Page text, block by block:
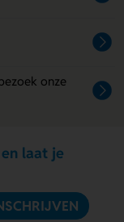
onze
laat je